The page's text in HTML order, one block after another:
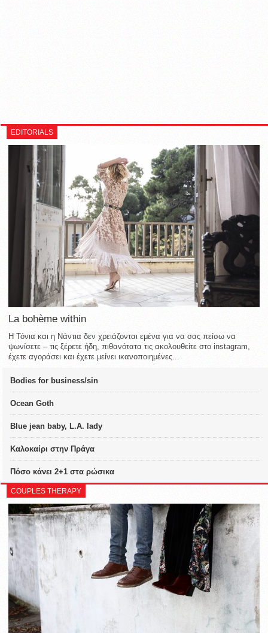
EDITORIALS
La bohème within
Η Τόνια και η Νάντια δεν χρειάζονται εμένα για να σας πείσω να
ψωνίσετε – τις ξέρετε ήδη, πιθανότατα τις ακολουθείτε στο instagram,
έχετε αγοράσει και έχετε μείνει ικανοποιημένες...
Bodies for business/sin
Ocean Goth
Blue jean baby, L.A. lady
Καλοκαίρι στην Πράγα
Πόσο κάνει 2+1 στα ρώσικα
COUPLES THERAPY